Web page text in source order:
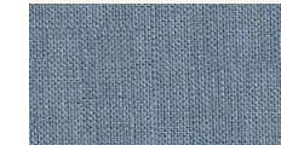
JETZT ENTDECKEN